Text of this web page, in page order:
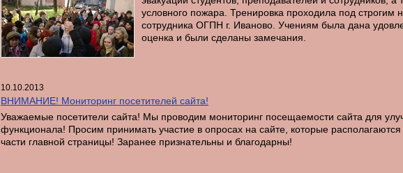
условного пожара. Тренировка проходила под строгим
сотрудника ОГПН г. Иваново. Учениям была дана
оценка и были сделаны замечания.
10.10.2013
ВНИМАНИЕ! Мониторинг посетителей сайта!
Уважаемые посетители сайта! Мы проводим мониторинг посещаемости сайта для
функционала! Просим принимать участие в опросах на сайте, которые
части главной страницы! Заранее признательны и благодарны!